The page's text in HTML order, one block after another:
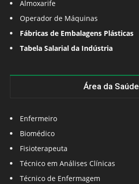
Almoxarife
Operador de Máquinas
Fábricas de Embalagens Plásticas
Tabela Salarial da Indústria
Área da Saúde
Enfermeiro
Biomédico
Fisioterapeuta
Técnico em Análises Clínicas
Técnico de Enfermagem